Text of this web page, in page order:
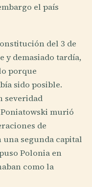
el país
del 3 de
y demasiado tardía,
porque
sido posible.
severidad
murió
de
segunda capital
Polonia en
como la